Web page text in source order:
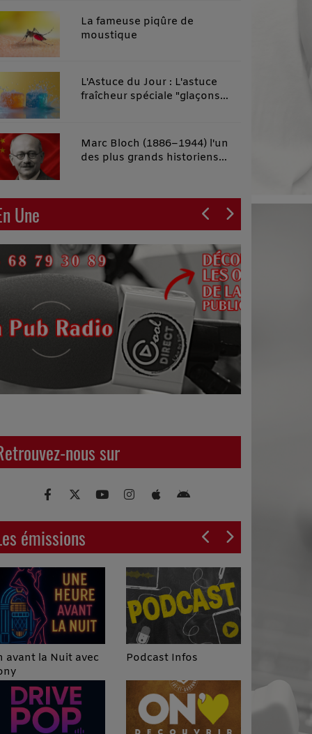
La fameuse piqûre de
moustique
L'Astuce du Jour : L'astuce
fraîcheur spéciale "glaçons
Marc Bloch (1886–1944) l'un
des plus grands historiens
Une
nous sur
émissions
avant la Nuit avec
Podcast Infos